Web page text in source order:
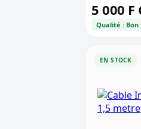
5 000 F
Qualité : Bon
EN STOCK